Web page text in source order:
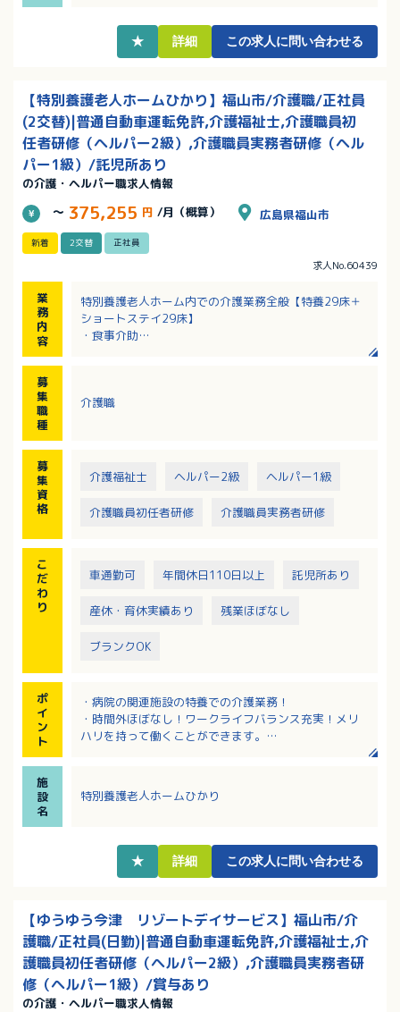
★ 詳細 この求人に問い合わせる
【特別養護老人ホームひかり】福山市/介護職/正社員
(2交替)|普通自動車運転免許,介護福祉士,介護職員初
任者研修（ヘルパー2級）,介護職員実務者研修（ヘル
パー1級）/託児所あり
の介護・ヘルパー職求人情報
～ 375,255 円 /月（概算） 広島県福山市
新着 2交替 正社員
求人No.60439
業
務
内
容
特別養護老人ホーム内での介護業務全般【特養29床＋
ショートステイ29床】
・食事介助
募
集
職
種
介護職
募
集
資
格
介護福祉士 ヘルパー2級 ヘルパー1級
介護職員初任者研修 介護職員実務者研修
こ
だ
わ
り
車通勤可 年間休日110日以上 託児所あり
産休・育休実績あり 残業ほぼなし
ブランクOK
ポ
イ
ン
ト
・病院の関連施設の特養での介護業務！
・時間外ほぼなし！ワークライフバランス充実！メリ
ハリを持って働くことができます。
・育児に伴う出勤日や就業時間の変更、学校行事や子
供の病気等の急な休み相談可能。
施
設
名
特別養護老人ホームひかり
★ 詳細 この求人に問い合わせる
【ゆうゆう今津 リゾートデイサービス】福山市/介
護職/正社員(日勤)|普通自動車運転免許,介護福祉士,介
護職員初任者研修（ヘルパー2級）,介護職員実務者研
修（ヘルパー1級）/賞与あり
の介護・ヘルパー職求人情報